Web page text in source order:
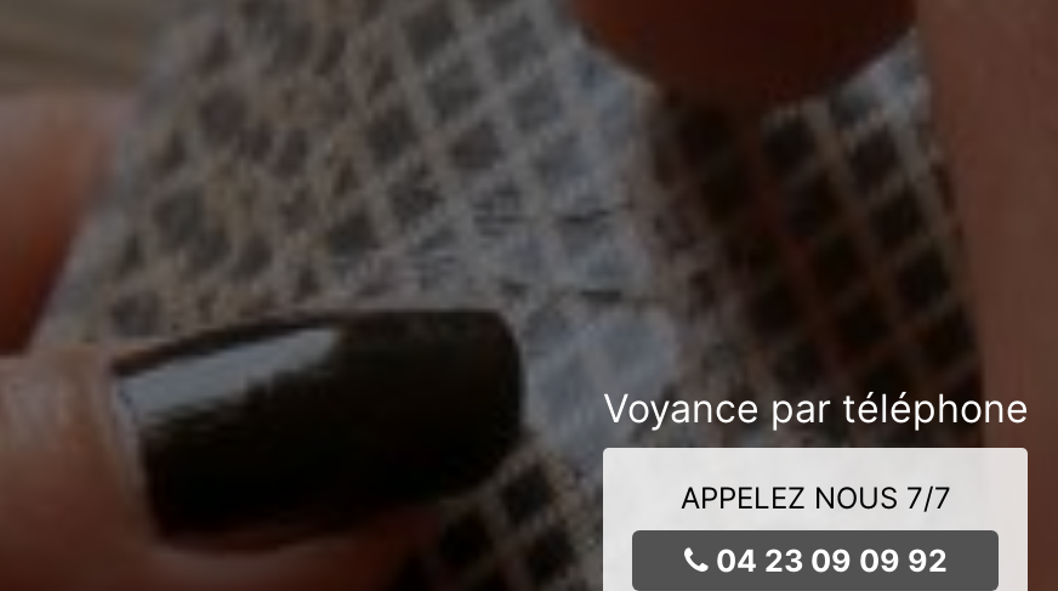
Voyance par téléphone
APPELEZ NOUS 7/7
04 23 09 09 92